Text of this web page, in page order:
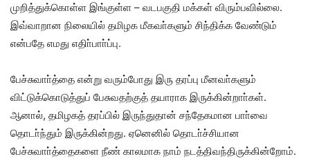
முறித்துக்கொள்ள இங்குள்ள – வடபகுதி மக்கள் விரும்பவில்லை.
இவ்வாறான நிலையில் தமிழக மீகவா்களும் சிந்திக்க வேண்டும்
என்பதே எமது எதிா்பாா்ப்பு.
பேச்சுவாா்த்தை என்று வரும்போது இரு தரப்பு மீனவா்களும்
விட்டுக்கொடுத்துப் பேசுவதற்குத் தயாராக இருக்கின்றாா்கள்.
ஆனால், தமிழகத் தரப்பில் இருந்துதான் சந்தேகமான பாா்வை
தொடா்ந்தும் இருக்கின்றது. ஏனெனில் தொடா்ச்சியான
பேச்சுவாா்த்தைகளை நீண் காலமாக நாம் நடத்திவந்திருக்கின்றோம்.